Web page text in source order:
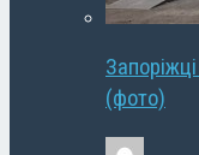
(фото)